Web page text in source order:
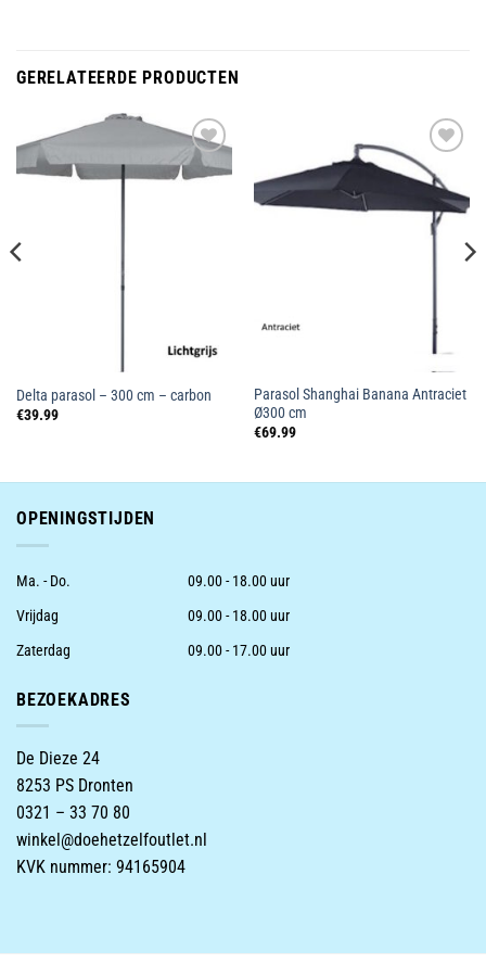
GERELATEERDE PRODUCTEN
Toevoegen
aan
Delta parasol – 300 cm – carbon
€39.99
Toevoegen
aan
wenslijst
Parasol Shanghai Banana Antraciet
Ø300 cm
€69.99
OPENINGSTIJDEN
Ma. - Do.
09.00 - 18.00 uur
Vrijdag
09.00 - 18.00 uur
Zaterdag
09.00 - 17.00 uur
BEZOEKADRES
De Dieze 24
8253 PS Dronten
0321 – 33 70 80
winkel@doehetzelfoutlet.nl
KVK nummer: 94165904